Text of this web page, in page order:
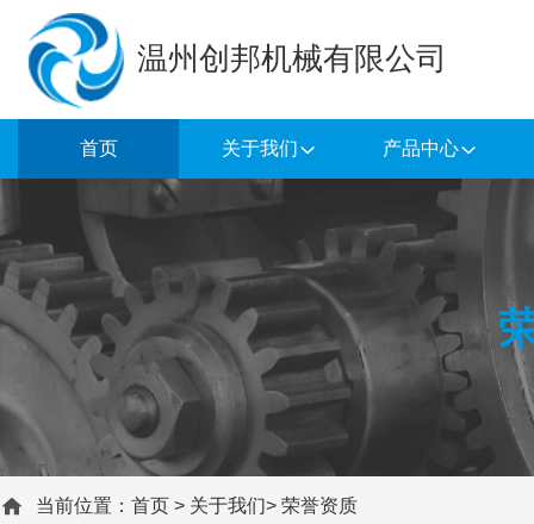
温州创邦机械有限公司
首页 关于我们 产品中心
当前位置： 首页 > 关于我们> 荣誉资质